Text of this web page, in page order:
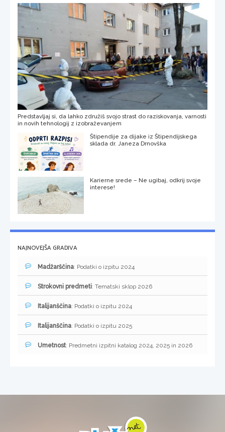
Predstavljaj si, da lahko združiš svojo strast do raziskovanja, varnosti
in novih tehnologij z izobraževanjem
Štipendije za dijake iz Štipendijskega
sklada dr. Janeza Drnovška
Karierne srede – Ne ugibaj, odkrij svoje
interese!
NAJNOVEJŠA GRADIVA
Madžarščina: Podatki o izpitu 2024
Strokovni predmeti: Tematski sklop 2026
Italijanščina: Podatki o izpitu 2024
Italijanščina: Podatki o izpitu 2025
Umetnost: Predmetni izpitni katalog 2024, 2025 in 2026